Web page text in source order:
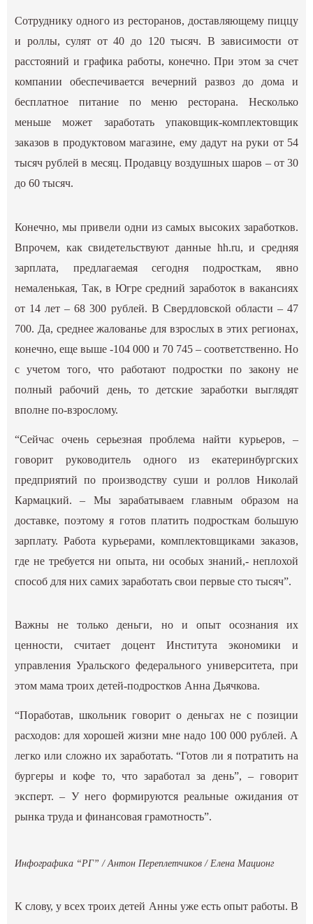
Сотруднику одного из ресторанов, доставляющему пиццу
и роллы, сулят от 40 до 120 тысяч. В зависимости от
расстояний и графика работы, конечно. При этом за счет
компании обеспечивается вечерний развоз до дома и
бесплатное питание по меню ресторана. Несколько
меньше может заработать упаковщик-комплектовщик
заказов в продуктовом магазине, ему дадут на руки от 54
тысяч рублей в месяц. Продавцу воздушных шаров – от 30
до 60 тысяч.
Конечно, мы привели одни из самых высоких заработков.
Впрочем, как свидетельствуют данные hh.ru, и средняя
зарплата, предлагаемая сегодня подросткам, явно
немаленькая, Так, в Югре средний заработок в вакансиях
от 14 лет – 68 300 рублей. В Свердловской области – 47
700. Да, среднее жалованье для взрослых в этих регионах,
конечно, еще выше -104 000 и 70 745 – соответственно. Но
с учетом того, что работают подростки по закону не
полный рабочий день, то детские заработки выглядят
вполне по-взрослому.
“Сейчас очень серьезная проблема найти курьеров, –
говорит руководитель одного из екатеринбургских
предприятий по производству суши и роллов Николай
Кармацкий. – Мы зарабатываем главным образом на
доставке, поэтому я готов платить подросткам большую
зарплату. Работа курьерами, комплектовщиками заказов,
где не требуется ни опыта, ни особых знаний,- неплохой
способ для них самих заработать свои первые сто тысяч”.
Важны не только деньги, но и опыт осознания их
ценности, считает доцент Института экономики и
управления Уральского федерального университета, при
этом мама троих детей-подростков Анна Дьячкова.
“Поработав, школьник говорит о деньгах не с позиции
расходов: для хорошей жизни мне надо 100 000 рублей. А
легко или сложно их заработать. “Готов ли я потратить на
бургеры и кофе то, что заработал за день”, – говорит
эксперт. – У него формируются реальные ожидания от
рынка труда и финансовая грамотность”.
Инфографика “РГ” / Антон Переплетчиков / Елена Мационг
К слову, у всех троих детей Анны уже есть опыт работы. В